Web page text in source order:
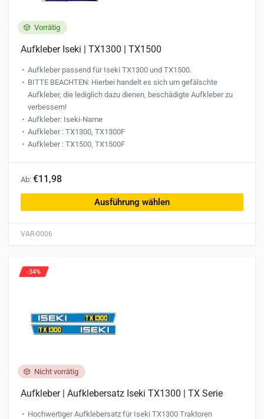
Vorrätig
VAR-0006
Aufkleber Iseki | TX1300 | TX1500
Aufkleber passend für Iseki TX1300 und TX1500.
BITTE BEACHTEN: Hierbei handelt es sich um gefälschte
Aufkleber, die lediglich dazu dienen, beschädigte Aufkleber zu
verbessern!
Aufkleber: Iseki-Name
Aufkleber : TX1300, TX1300F
Aufkleber : TX1500, TX1500F
Ab: €11,98
Ausführung wählen
Produkt
weist
mehrere
auf.
Optionen
der
Produktseite
gewählt
Nicht vorrätig
-34%
Aufkleber | Aufklebersatz Iseki TX1300 | TX Serie
Hochwertiger Aufklebersatz für Iseki TX1300 Traktoren